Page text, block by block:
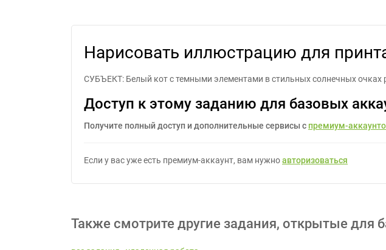
Нарисовать иллюстрацию для
СУБЪЕКТ: Белый кот с темными элементами в стильных солнечных очках
Доступ к этому заданию для базовых
Получите полный доступ и дополнительные сервисы с премиум-
Если у вас уже есть премиум-аккаунт, вам нужноавторизоваться
Также смотрите другие задания, открытые для